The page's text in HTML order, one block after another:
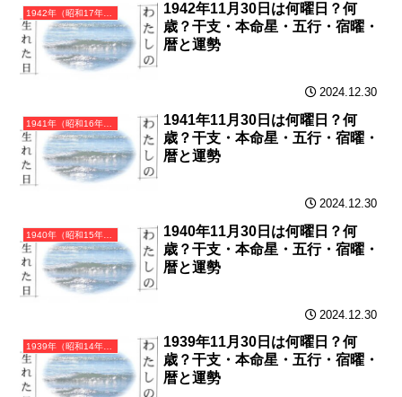
1942年（昭和17年）壬午（みずのえうま）・午年（うま年）カレンダー（月曜はじまり）
1942年11月30日は何曜日？何
歳？干支・本命星・五行・宿曜・
暦と運勢
2024.12.30
1941年（昭和16年）辛巳（かのとみ）・巳年（へび年）カレンダー（月曜はじまり）
1941年11月30日は何曜日？何
歳？干支・本命星・五行・宿曜・
暦と運勢
2024.12.30
1940年（昭和15年）庚辰（かのえたつ）・辰年（たつ年）カレンダー（月曜はじまり）
1940年11月30日は何曜日？何
歳？干支・本命星・五行・宿曜・
暦と運勢
2024.12.30
1939年（昭和14年）己卯（つちのとう）・卯年（うさぎ年）カレンダー（月曜はじまり）
1939年11月30日は何曜日？何
歳？干支・本命星・五行・宿曜・
暦と運勢